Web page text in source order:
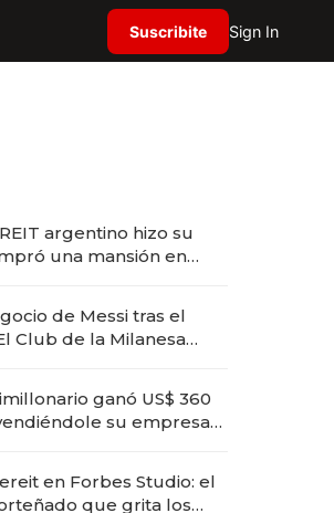
Suscribite Sign In
argentino hizo su
una mansión en
de Messi tras el
Club de la Milanesa
y desembarca en Europa
ganó US$ 360
su empresa
en Forbes Studio: el
que grita los